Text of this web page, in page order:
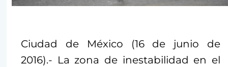
Ciudad de México (16 de junio de
2016).- La zona de inestabilidad en el